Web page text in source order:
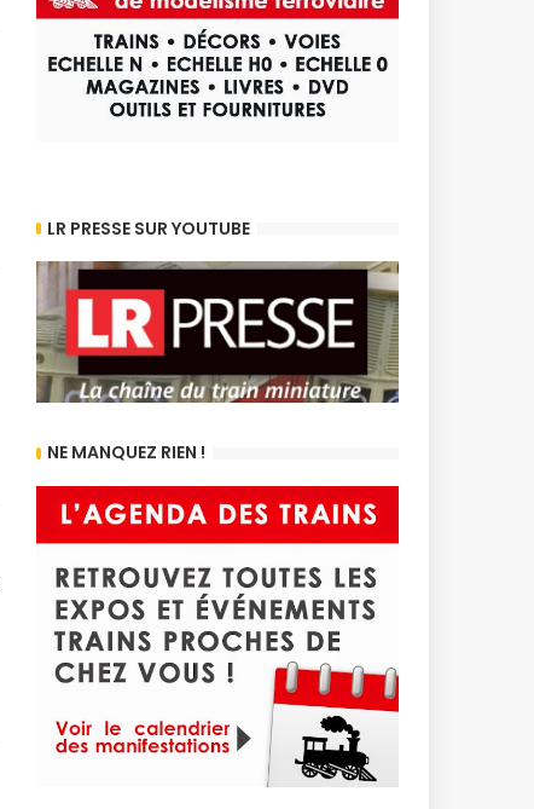
LR PRESSE SUR YOUTUBE
NE MANQUEZ RIEN !